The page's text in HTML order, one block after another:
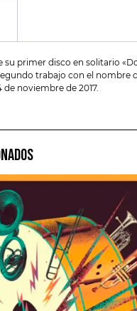
su primer disco en solitario
trabajo con el nombre
noviembre de 2017.